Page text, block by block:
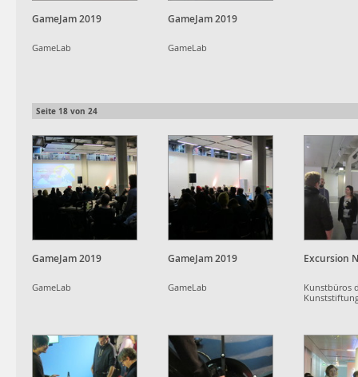
GameJam 2019
GameLab
GameJam 2019
GameLab
Seite 18 von 24
GameJam 2019
GameLab
GameJam 2019
GameLab
Excursion
Kunstbüros